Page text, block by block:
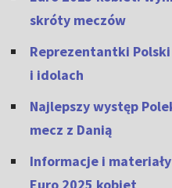
skróty meczów
Reprezentantki
i idolach
Najlepszy występ
mecz z Danią
Informacje i